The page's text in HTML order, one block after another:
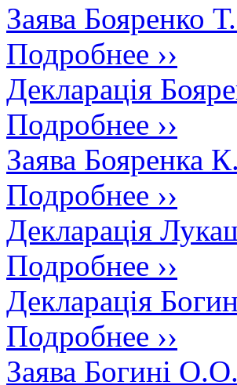
Заява Бояренко
Подробнее ››
Декларація
Подробнее ››
Заява Бояренка
Подробнее ››
Декларація
Подробнее ››
Декларація
Подробнее ››
Заява Богині О.О.